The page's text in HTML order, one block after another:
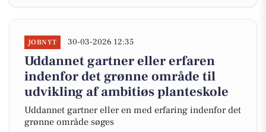
JOBNYT 30-03-2026 12:35
Uddannet gartner eller erfaren
indenfor det grønne område til
udvikling af ambitiøs planteskole
Uddannet gartner eller en med erfaring indenfor det
grønne område søges